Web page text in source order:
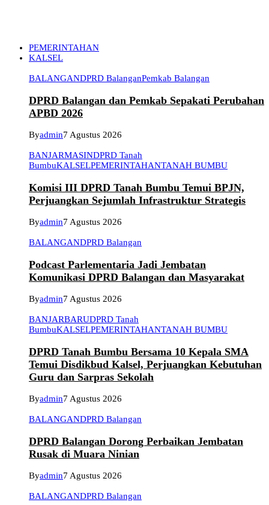
PEMERINTAHAN
KALSEL
BALANGANDPRD BalanganPemkab Balangan
DPRD Balangan dan Pemkab Sepakati Perubahan
APBD 2026
Byadmin7 Agustus 2026
BANJARMASINDPRD Tanah
BumbuKALSELPEMERINTAHANTANAH BUMBU
Komisi III DPRD Tanah Bumbu Temui BPJN,
Perjuangkan Sejumlah Infrastruktur Strategis
Byadmin7 Agustus 2026
BALANGANDPRD Balangan
Podcast Parlementaria Jadi Jembatan
Komunikasi DPRD Balangan dan Masyarakat
Byadmin7 Agustus 2026
BANJARBARUDPRD Tanah
BumbuKALSELPEMERINTAHANTANAH BUMBU
DPRD Tanah Bumbu Bersama 10 Kepala SMA
Temui Disdikbud Kalsel, Perjuangkan Kebutuhan
Guru dan Sarpras Sekolah
Byadmin7 Agustus 2026
BALANGANDPRD Balangan
DPRD Balangan Dorong Perbaikan Jembatan
Rusak di Muara Ninian
Byadmin7 Agustus 2026
BALANGANDPRD Balangan